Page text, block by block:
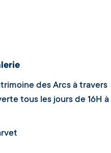
des Arcs à travers
tous les jours de 16H à